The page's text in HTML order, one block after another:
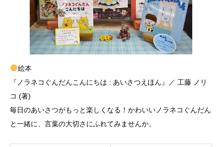
絵本
『ノラネコぐんだんこんにちは : あいさつえほん』／ 工藤 ノリ
コ (著)
毎日のあいさつがもっと楽しくなる！かわいいノラネコぐんだん
と一緒に、言葉の大切さにふれてみませんか。